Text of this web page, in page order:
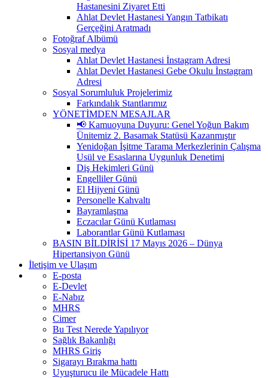
Hastanesini Ziyaret Etti
Ahlat Devlet Hastanesi Yangın Tatbikatı
Gerçeğini Aratmadı
Fotoğraf Albümü
Sosyal medya
Ahlat Devlet Hastanesi İnstagram Adresi
Ahlat Devlet Hastanesi Gebe Okulu İnstagram
Adresi
Sosyal Sorumluluk Projelerimiz
Farkındalık Stantlarımız
YÖNETİMDEN MESAJLAR
📢 Kamuoyuna Duyuru: Genel Yoğun Bakım
Ünitemiz 2. Basamak Statüsü Kazanmıştır
Yenidoğan İşitme Tarama Merkezlerinin Çalışma
Usül ve Esaslarına Uygunluk Denetimi
Diş Hekimleri Günü
Engelliler Günü
El Hijyeni Günü
Personelle Kahvaltı
Bayramlaşma
Eczacılar Günü Kutlaması
Laborantlar Günü Kutlaması
BASIN BİLDİRİSİ 17 Mayıs 2026 – Dünya
Hipertansiyon Günü
İletişim ve Ulaşım
E-posta
E-Devlet
E-Nabız
MHRS
Cimer
Bu Test Nerede Yapılıyor
Sağlık Bakanlığı
MHRS Giriş
Sigarayı Bırakma hattı
Uyuşturucu ile Mücadele Hattı